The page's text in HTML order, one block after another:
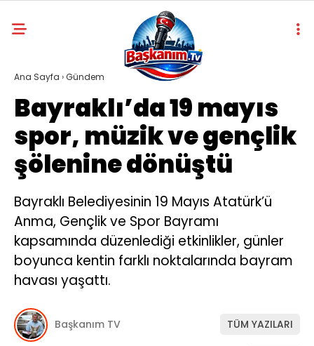
Ana Sayfa ›Gündem
Bayraklı’da 19 mayıs
spor, müzik ve gençlik
şölenine dönüştü
Bayraklı Belediyesinin 19 Mayıs Atatürk’ü
Anma, Gençlik ve Spor Bayramı
kapsamında düzenlediği etkinlikler, günler
boyunca kentin farklı noktalarında bayram
havası yaşattı.
Başkanım TV TÜM YAZILARI